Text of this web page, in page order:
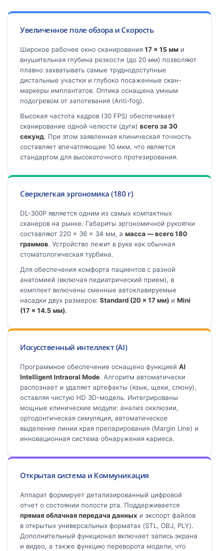
Увеличенное поле обзора и Скорость
Широкое рабочее окно сканирования 17 × 15 мм и
внушительная глубина резкости (до 20 мм) позволяют
плавно захватывать самые труднодоступные
дистальные участки и глубоко посаженные скан-
маркеры имплантатов. Оптика оснащена умным
подогревом от запотевания (Anti-fog).
Высокая частота кадров (30 FPS) обеспечивает
сканирование одной челюсти (дуги) всего за 30
секунд. При этом заявленная клиническая точность
составляет впечатляющие 10 мкм, что является
стандартом для высокоточного протезирования.
Сверхлегкая эргономика (180 г)
DL-300P является одним из самых компактных
сканеров на рынке. Габариты эргономичной рукоятки
составляют 220 × 36 × 34 мм, а масса — всего 180
граммов. Устройство лежит в руке как обычная
стоматологическая турбина.
Для обеспечения комфорта пациентов с разной
анатомией (включая педиатрический прием), в
комплект включены сменные автоклавируемые
насадки двух размеров: Standard (20 × 17 мм) и Mini
(17 × 14.5 мм).
Искусственный интеллект (AI)
Программное обеспечение оснащено функцией AI
Intelligent Intraoral Mode. Алгоритм автоматически
распознает и удаляет артефакты (язык, щеки, слюну),
оставляя чистую HD 3D-модель. Интегрированы
мощные клинические модули: анализ окклюзии,
ортодонтическая симуляция, автоматическое
выделение линии края препарирования (Margin Line) и
инновационная система обнаружения кариеса.
Открытая система и Коммуникация
Аппарат формирует детализированный цифровой
отчет о состоянии полости рта. Поддерживается
прямая облачная передача данных и экспорт файлов
в открытых универсальных форматах (STL, OBJ, PLY).
Дополнительный функционал включает запись экрана
и видео, а также функцию переворота модели, что